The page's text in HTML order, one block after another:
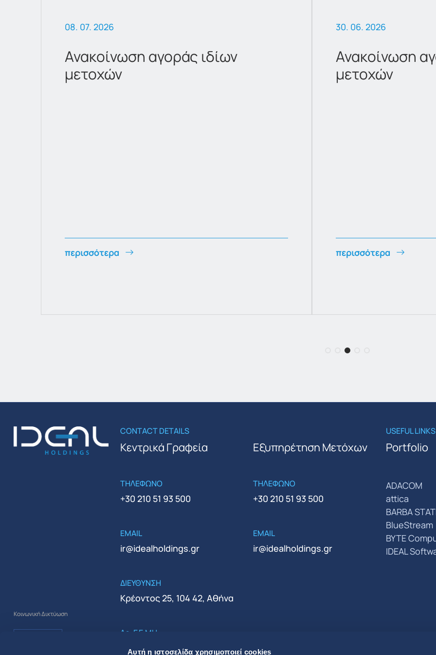
Αυτή η ιστοσελίδα χρησιμοποιεί cookies
08. 07. 2026
Ανακοίνωση αγοράς ιδίων
μετοχών
περισσότερα
30. 06. 2026
Ανακοίνωση
μετοχών
περισσότερα
Κοινωνική Δικτύωση
CONTACT DETAILS
Κεντρικά Γραφεία
ΤΗΛΕΦΩΝΟ
+30 210 51 93 500
EMAIL
ir@idealholdings.gr
ΔΙΕΥΘΥΝΣΗ
Κρέοντος 25, 104 42, Αθήνα
Αρ. Γ.Ε.ΜΗ.
000279401000
Εξυπηρέτηση Μετόχων
ΤΗΛΕΦΩΝΟ
+30 210 51 93 500
EMAIL
ir@idealholdings.gr
USEFUL LINKS
Portfolio
ADACOM
attica
BARBA
BlueStream
BYTE
IDEAL